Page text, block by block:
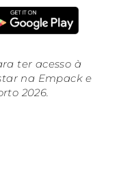
ter acesso à
na Empack e
2026.